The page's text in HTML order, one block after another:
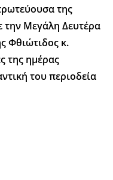
της
την Μεγάλη Δευτέρα
Φθιώτιδος κ.
της ημέρας
του περιοδεία